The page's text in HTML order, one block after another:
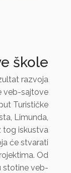
škole
razvoja
veb-sajtove
Turističke
Limunda,
tog iskustva
će stvarati
Od
stotine veb-